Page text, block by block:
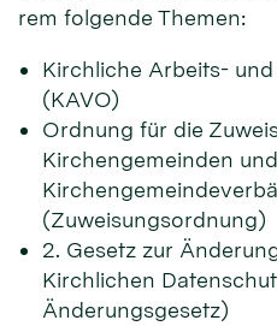
rem fol­gen­de Themen:
Kirchliche Arbeits-
(KAVO)
Ordnung für die
Kirchengemeinden und
(Zuweisungsordnung)
2. Gesetz zur
Kirchlichen
Änderungsgesetz)